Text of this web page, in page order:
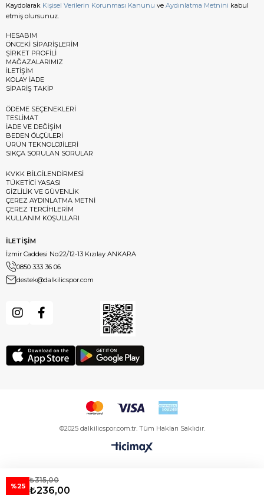
Kaydolarak Kişisel Verilerin Korunması Kanunu ve Aydınlatma Metnini kabul
etmiş olursunuz.
HESABIM
ÖNCEKİ SİPARİŞLERİM
ŞİRKET PROFİLİ
MAĞAZALARIMIZ
İLETİŞİM
KOLAY İADE
SİPARİŞ TAKİP
ÖDEME SEÇENEKLERİ
TESLİMAT
İADE VE DEĞİŞİM
BEDEN ÖLÇÜLERİ
ÜRÜN TEKNOLOJİLERİ
SIKÇA SORULAN SORULAR
KVKK BİLGİLENDİRMESİ
TÜKETİCİ YASASI
GİZLİLİK VE GÜVENLİK
ÇEREZ AYDINLATMA METNİ
ÇEREZ TERCİHLERİM
KULLANIM KOŞULLARI
İLETİŞİM
İzmir Caddesi No:22/12-13 Kızılay ANKARA
0850 333 36 06
destek@dalkilicspor.com
©2025 dalkilicspor.com.tr. Tüm Hakları Saklıdır.
%25
₺315,00
₺236,00